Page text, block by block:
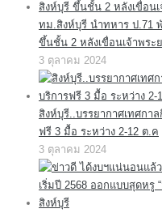
ทม.สิงห์บุรี นำทหาร ป.71
ขึ้นชั้น 2 หลังเขื่อนเจ้าพระ
3 ตุลาคม 2024
สิงห์บุรี..บรรยากาศเทศกา
ฟรี 3 มื้อ ระหว่าง 2-12 ต.ค
3 ตุลาคม 2024